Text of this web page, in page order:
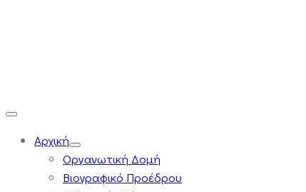
Αρχική
Οργανωτική Δομή
Βιογραφικό Προέδρου